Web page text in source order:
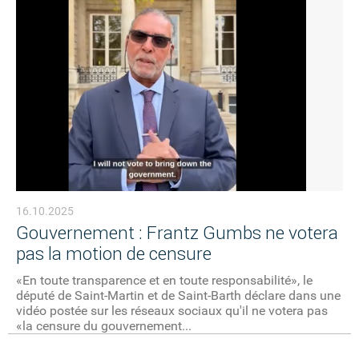
16.10.2025
Gouvernement : Frantz Gumbs ne votera
pas la motion de censure
«En toute transparence et en toute responsabilité», le
député de Saint-Martin et de Saint-Barth déclare dans une
vidéo postée sur les réseaux sociaux qu'il ne votera pas
«la censure du gouvernement...